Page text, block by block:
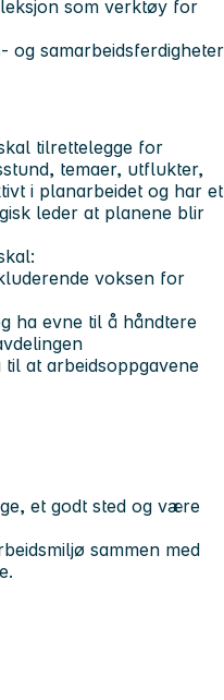
som verktøy for
og samarbeidsferdigheter
tilrettelegge for
temaer, utflukter,
i planarbeidet og har et
leder at planene blir
voksen for
ha evne til å håndtere
at arbeidsoppgavene
et godt sted og være
sammen med